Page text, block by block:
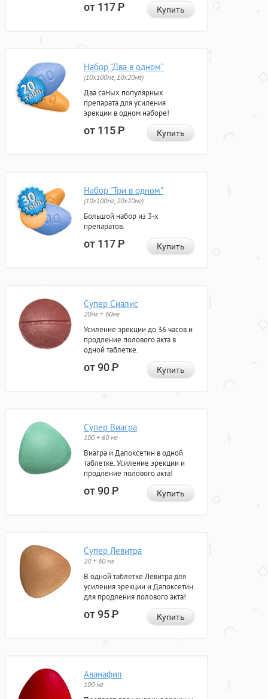
от 117Р Купить
Набор "Два в одном"
(10x100мг, 10x20мг)
Два самых популярных
препарата для усиления
эрекции в одном наборе!
от 115Р Купить
Набор "Три в одном"
(10x100мг, 20x20мг)
Большой набор из 3-х
препаратов.
от 117Р Купить
Супер Сиалис
20мг + 60мг
Усиление эрекции до 36 часов и
продление полового акта в
одной таблетке.
от 90Р Купить
Супер Виагра
100 + 60 мг
Виагра и Дапоксетин в одной
таблетке. Усиление эрекции и
продление полового акта!
от 90Р Купить
Супер Левитра
20 + 60 мг
В одной таблетке Левитра для
усиления эрекции и Дапоксетин
для продления полового акта!
от 95Р Купить
Аванафил
100 мг